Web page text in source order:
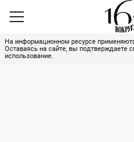
На информационном ресурсе
Оставаясь на сайте, вы подтверждаете
использование.